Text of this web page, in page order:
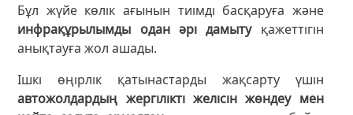
Бұл жүйе көлік ағынын тиімді басқаруға және
инфрақұрылымды одан әрі дамытуқажеттігін
анықтауға жол ашады.
Ішкі өңірлік қатынастарды жақсарту үшін
автожолдардың жергілікті желісін жөндеу мен